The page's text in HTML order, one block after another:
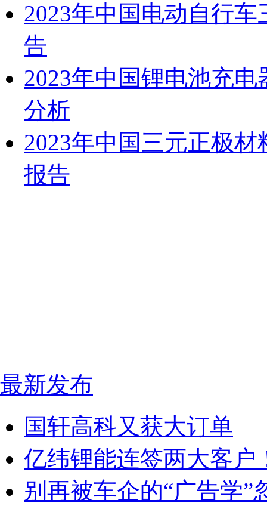
2023年中国电动自行
告
2023年中国锂电池充
分析
2023年中国三元正极
报告
最新发布
国轩高科又获大订单
亿纬锂能连签两大客户
别再被车企的“广告学”